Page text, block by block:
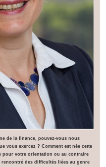
de la finance, pouvez-vous nous
vous exercez ? Comment est née cette
pour votre orientation ou au contraire
rencontré des difficultés liées au genre